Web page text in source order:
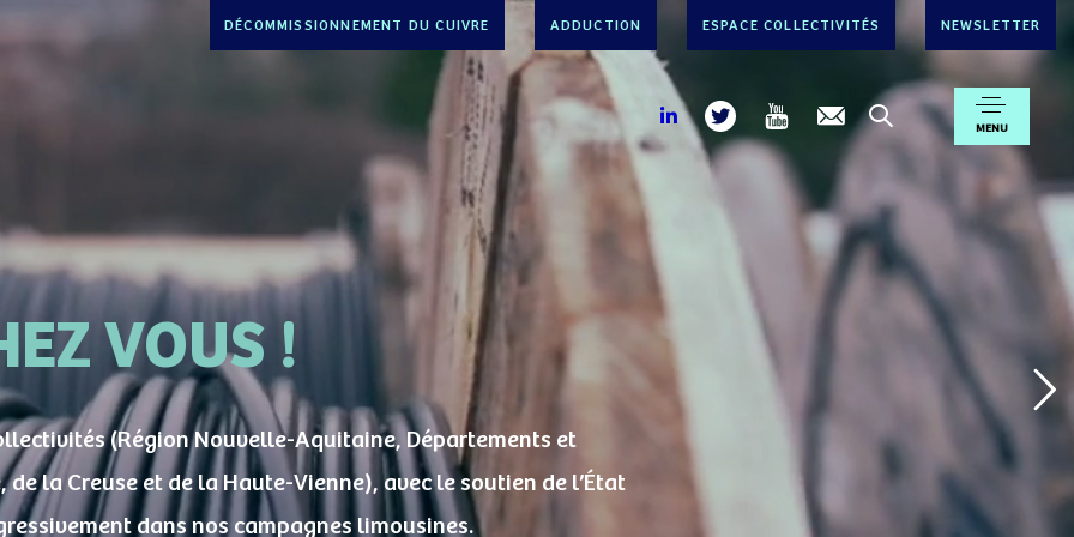
DÉCOMMISSIONNEMENT DU CUIVRE ADDUCTION ESPACE COLLECTIVITÉS NEWSLETTER
MENU
VOUS !
(Région Nouvelle-Aquitaine, Départements et
la Creuse et de la Haute-Vienne), avec le soutien de l’État
dans nos campagnes limousines.